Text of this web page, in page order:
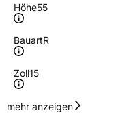
Höhe55
BauartR
Zoll15
Geschwindigkeitsindex
mehr anzeigen